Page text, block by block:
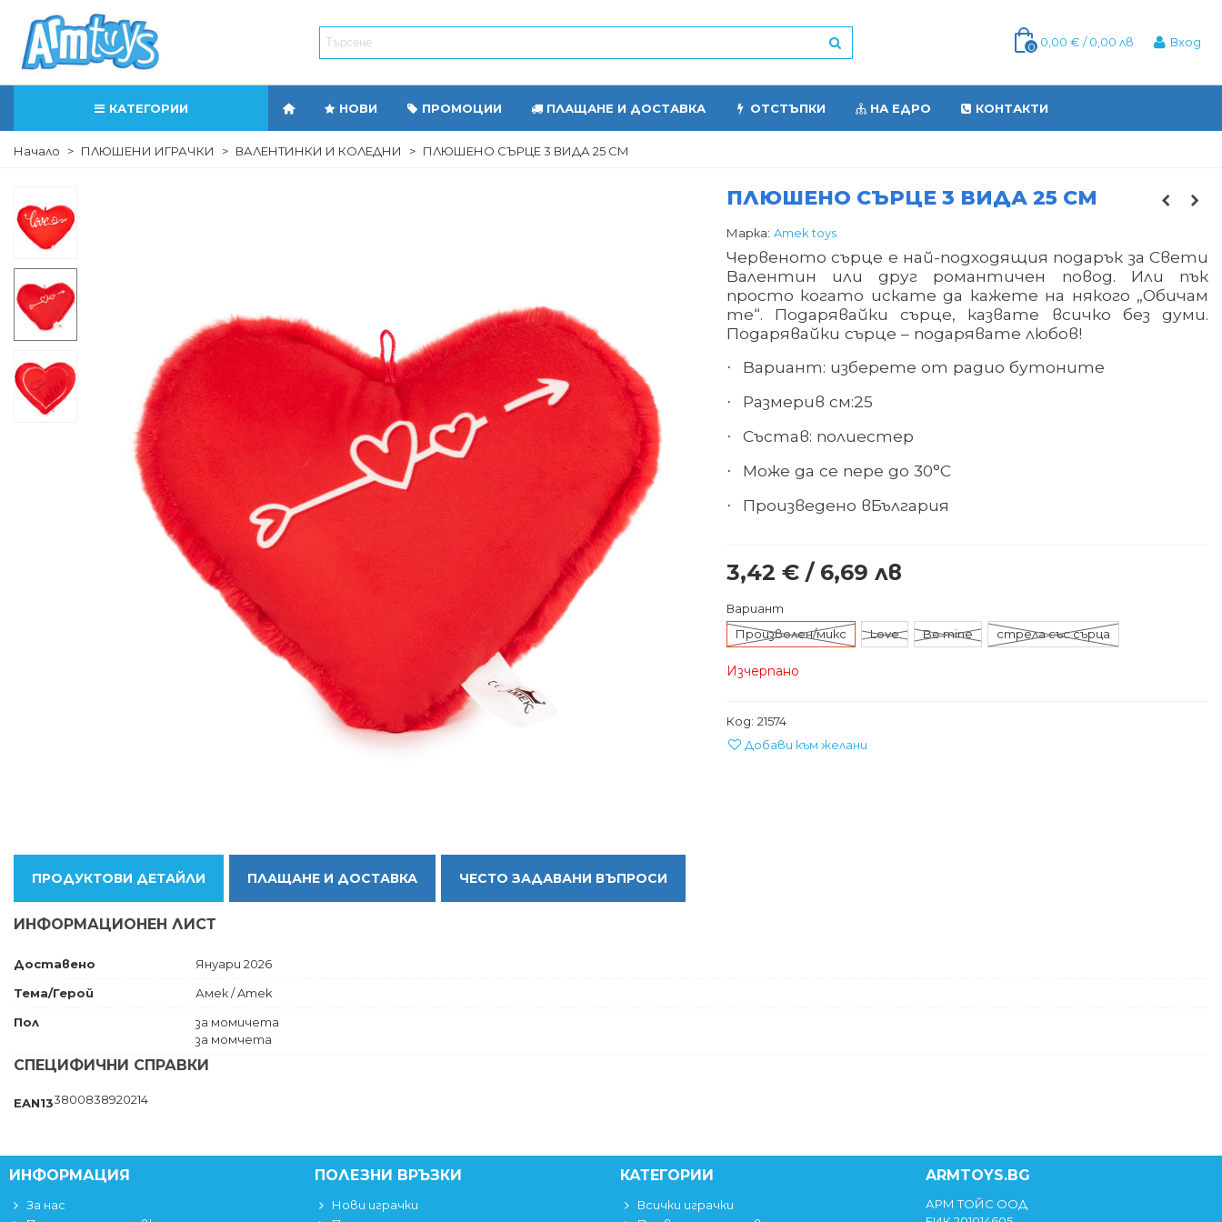
0 0,00 € / 0,00 лв Вход
КАТЕГОРИИ НОВИ ПРОМОЦИИ ПЛАЩАНЕ И ДОСТАВКА ОТСТЪПКИ НА ЕДРО КОНТАКТИ
Начало > ПЛЮШЕНИ ИГРАЧКИ > ВАЛЕНТИНКИ И КОЛЕДНИ > ПЛЮШЕНО СЪРЦЕ 3 ВИДА 25 СМ
ПЛЮШЕНО СЪРЦЕ 3 ВИДА 25 СМ
Марка: Amek toys
Червеното сърце е най-подходящия подарък за Свети
Валентин или друг романтичен повод. Или пък
просто когато искате да кажете на някого „Обичам
те“. Подарявайки сърце, казвате всичко без думи.
Подарявайки сърце – подарявате любов!
· Вариант: изберете от радио бутоните
· Размерив см:25
· Състав: полиестер
· Може да се пере до 30°С
· Произведено вБългария
3,42 € / 6,69 лв
Вариант
Произволен/микс
Love Be mine стрела със сърца
Изчерпано
Код: 21574
Добави към желани
ПРОДУКТОВИ ДЕТАЙЛИ ПЛАЩАНЕ И ДОСТАВКА ЧЕСТО ЗАДАВАНИ ВЪПРОСИ
ИНФОРМАЦИОНЕН ЛИСТ
Доставено
Януари 2026
Тема/Герой
Амек / Amek
Пол
за момичета
за момчета
СПЕЦИФИЧНИ СПРАВКИ
EAN133800838920214
ИНФОРМАЦИЯ
За нас
ПОЛЕЗНИ ВРЪЗКИ
Нови играчки
КАТЕГОРИИ
Всички играчки
ARMTOYS.BG
АРМ ТОЙС ООД